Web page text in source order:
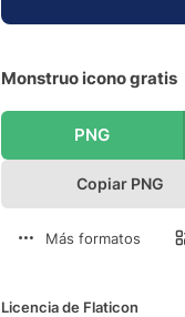
Monstruo icono gratis
PNG
Copiar PNG
Más formatos
Licencia de Flaticon